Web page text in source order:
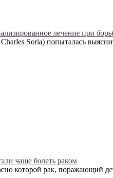
лечение при
Soria) попыталась
чаще болеть раком
которой рак, поражающий